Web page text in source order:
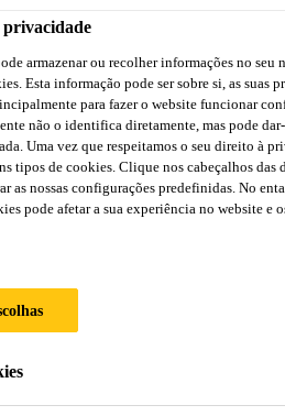
/
Sika
o fogo SikaSeal®-632 Fire
ao fogo
Fire Putty+ é um betume de
de atravessamentos em
privacidade
armazenar ou recolher informações no seu
Esta informação pode ser sobre si, as suas
para fazer o website funcionar
não o identifica diretamente, mas pode
Uma vez que respeitamos o seu direito à
tipos de cookies. Clique nos cabeçalhos das
as nossas configurações predefinidas. No
pode afetar a sua experiência no website e